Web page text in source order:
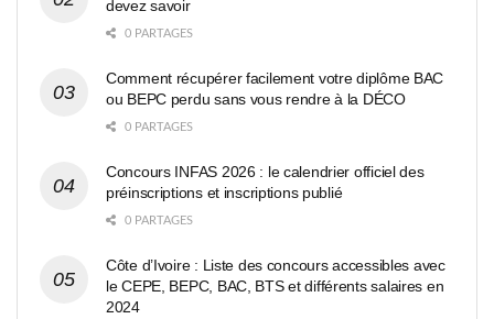
devez savoir
0 PARTAGES
Comment récupérer facilement votre diplôme BAC
ou BEPC perdu sans vous rendre à la DÉCO
0 PARTAGES
Concours INFAS 2026 : le calendrier officiel des
préinscriptions et inscriptions publié
0 PARTAGES
Côte d’Ivoire : Liste des concours accessibles avec
le CEPE, BEPC, BAC, BTS et différents salaires en
2024